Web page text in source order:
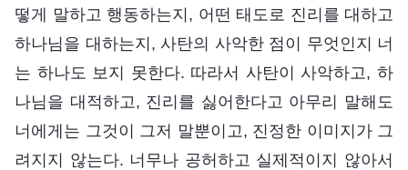
떻게 말하고 행동하는지, 어떤 태도로 진리를 대하고
하나님을 대하는지, 사탄의 사악한 점이 무엇인지 너
는 하나도 보지 못한다. 따라서 사탄이 사악하고, 하
나님을 대적하고, 진리를 싫어한다고 아무리 말해도
너에게는 그것이 그저 말뿐이고, 진정한 이미지가 그
려지지 않는다. 너무나 공허하고 실제적이지 않아서